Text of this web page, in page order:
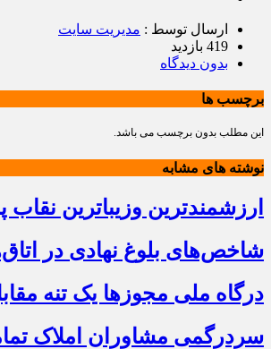
ارسال توسط : مدیریت سایت
419 بازدید
بدون دیدگاه
برچسب ها
این مطلب بدون برچسب می باشد.
نوشته های مشابه
ارزشمندترین وزیباترین
شاخص‌های بلوغ نهادی در
درگاه ملی مجوزها یک تنه
سردرگمی مشاوران املاک